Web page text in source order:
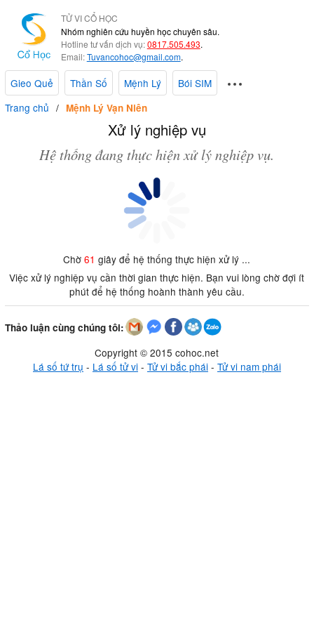
TỬ VI CỔ HỌC
Nhóm nghiên cứu huyền học chuyên sâu.
Hotline tư vấn dịch vụ:0817.505.493.
Email:Tuvancohoc@gmail.com.
Gieo Quẻ Thần Số Mệnh Lý
Bói SIM
Trang chủ
Mệnh Lý Vạn Niên
Xử lý nghiệp vụ
Hệ thống đang thực hiện xử lý nghiệp vụ.
Chờ61 giây để hệ thống thực hiện xử lý ...
Việc xử lý nghiệp vụ cần thời gian thực hiện. Bạn vui lòng chờ đợi ít
phút để hệ thống hoành thành yêu cầu.
Thảo luận cùng chúng tôi:
Copyright © 2015 cohoc.net
Lá số tứ trụ - Lá số tử vi- Tử vi bắc phái- Tử vi nam phái